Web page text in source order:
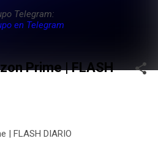
Telegram:
Prime | FLASH
| FLASH DIARIO